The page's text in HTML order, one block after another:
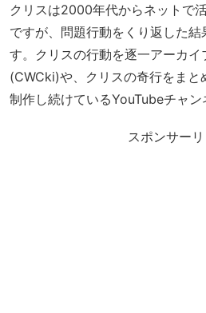
クリスは2000年代からネットで
ですが、問題行動をくり返した結
す。クリスの行動を逐一アーカイ
(CWCki)や、クリスの奇行をまと
制作し続けているYouTubeチャン
スポンサー